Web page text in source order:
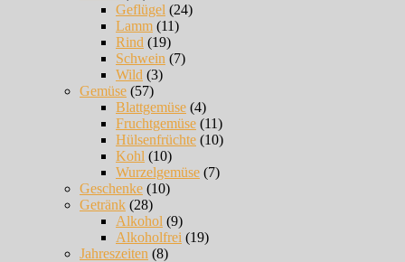
Geflügel (24)
Lamm (11)
Rind (19)
Schwein (7)
Wild (3)
Gemüse (57)
Blattgemüse (4)
Fruchtgemüse (11)
Hülsenfrüchte (10)
Kohl (10)
Wurzelgemüse (7)
Geschenke (10)
Getränk (28)
Alkohol (9)
Alkoholfrei (19)
Jahreszeiten (8)